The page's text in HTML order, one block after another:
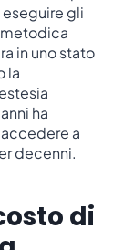
gli
in uno stato
la
ha
a
decenni.
di